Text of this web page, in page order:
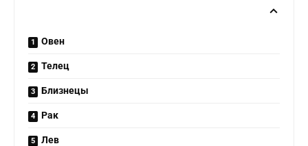
Овен
Телец
Близнецы
Рак
Лев